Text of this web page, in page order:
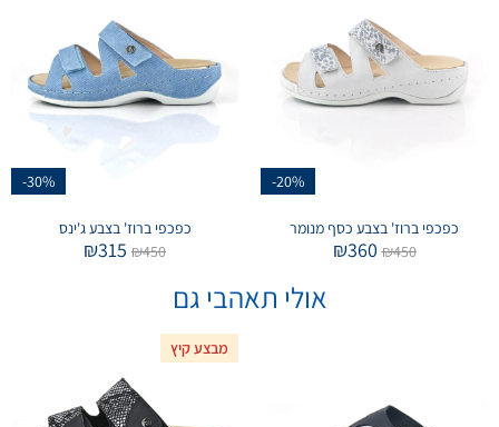
-20%
כפכפי ברוז' בצבע כסף מנומר
₪450
₪360
-30%
כפכפי ברוז' בצבע ג'ינס
₪450
₪315
אולי תאהבי גם
מבצע קיץ